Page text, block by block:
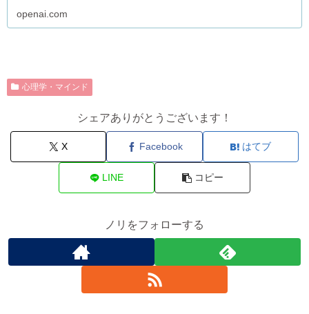
openai.com
心理学・マインド
シェアありがとうございます！
X Facebook はてブ
LINE コピー
ノリをフォローする